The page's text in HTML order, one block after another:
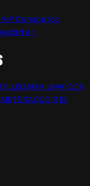
Conoce los
–
LLEGAN A LIMA CON
SACUDIR EL